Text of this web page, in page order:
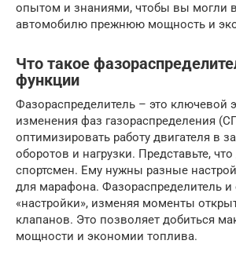
опытом и знаниями, чтобы вы могли
автомобилю прежнюю мощность и
Что такое
функции
Фазораспределитель – это ключевой
изменения фаз газораспределения
оптимизировать работу двигателя в
оборотов и нагрузки. Представьте,
спортсмен. Ему нужны разные
для марафона. Фазораспределитель и
«настройки», изменяя моменты
клапанов. Это позволяет добиться
мощности и экономии топлива.